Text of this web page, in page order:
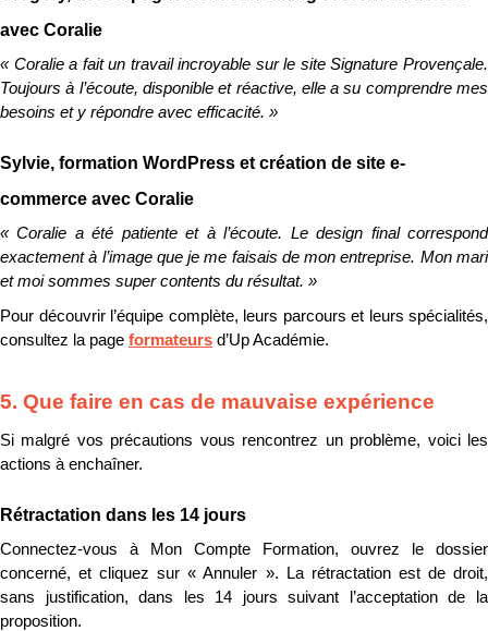
avec Coralie
« Coralie a fait un travail incroyable sur le site Signature Provençale.
Toujours à l’écoute, disponible et réactive, elle a su comprendre mes
besoins et y répondre avec efficacité. »
Sylvie, formation WordPress et création de site e-
commerce avec Coralie
« Coralie a été patiente et à l’écoute. Le design final correspond
exactement à l’image que je me faisais de mon entreprise. Mon mari
et moi sommes super contents du résultat. »
Pour découvrir l’équipe complète, leurs parcours et leurs spécialités,
consultez la page formateurs d’Up Académie.
5. Que faire en cas de mauvaise expérience
Si malgré vos précautions vous rencontrez un problème, voici les
actions à enchaîner.
Rétractation dans les 14 jours
Connectez-vous à Mon Compte Formation, ouvrez le dossier
concerné, et cliquez sur « Annuler ». La rétractation est de droit,
sans justification, dans les 14 jours suivant l’acceptation de la
proposition.